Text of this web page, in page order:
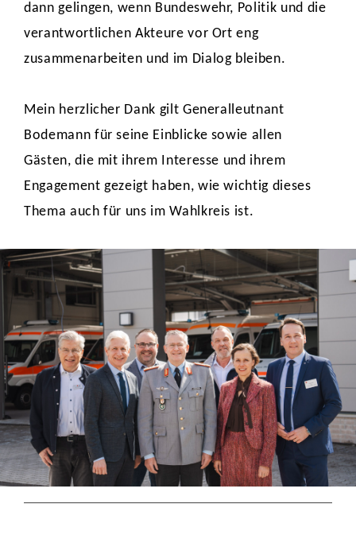
dann gelingen, wenn Bundeswehr, Politik und die
verantwortlichen Akteure vor Ort eng
zusammenarbeiten und im Dialog bleiben.
Mein herzlicher Dank gilt Generalleutnant
Bodemann für seine Einblicke sowie allen
Gästen, die mit ihrem Interesse und ihrem
Engagement gezeigt haben, wie wichtig dieses
Thema auch für uns im Wahlkreis ist.